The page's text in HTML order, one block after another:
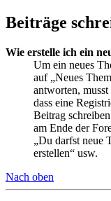
Beiträge
Wie erstelle ich ein
Um ein neues
auf „Neues
antworten,
dass eine
Beitrag
am Ende der
„Du darfst neue
erstellen“ usw.
Nach oben